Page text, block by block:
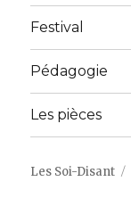
Festival
Pédagogie
Les pièces
Les Soi-Disant